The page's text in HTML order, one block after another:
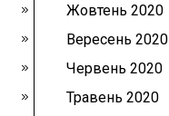
Жовтень 2020
Вересень 2020
Червень 2020
Травень 2020